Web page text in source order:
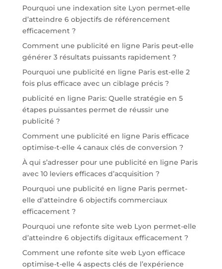
Pourquoi une indexation site Lyon permet-elle
d’atteindre 6 objectifs de référencement
efficacement ?
Comment une publicité en ligne Paris peut-elle
générer 3 résultats puissants rapidement ?
Pourquoi une publicité en ligne Paris est-elle 2
fois plus efficace avec un ciblage précis ?
publicité en ligne Paris: Quelle stratégie en 5
étapes puissantes permet de réussir une
publicité ?
Comment une publicité en ligne Paris efficace
optimise-t-elle 4 canaux clés de conversion ?
À qui s’adresser pour une publicité en ligne Paris
avec 10 leviers efficaces d’acquisition ?
Pourquoi une publicité en ligne Paris permet-
elle d’atteindre 6 objectifs commerciaux
efficacement ?
Pourquoi une refonte site web Lyon permet-elle
d’atteindre 6 objectifs digitaux efficacement ?
Comment une refonte site web Lyon efficace
optimise-t-elle 4 aspects clés de l’expérience